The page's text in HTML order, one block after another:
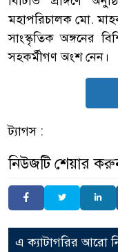
মহাপরিচালক মো.
সাংস্কৃতিক অঙ্গনের
সহকর্মীগণ অংশ নেন।
ট্যাগস :
নিউজটি শেয়ার
এ ক্যাটাগরির আরো